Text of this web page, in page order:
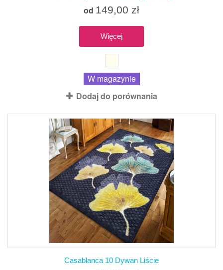
od 149,00 zł
Więcej
W magazynie
Dodaj do porównania
Casablanca 10 Dywan Liście